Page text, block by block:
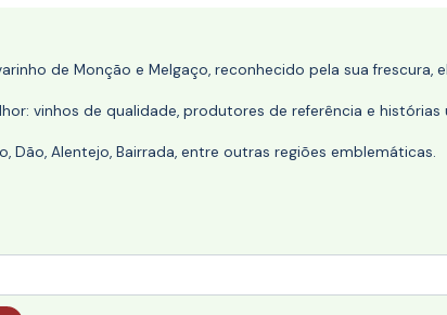
de Monção e Melgaço, reconhecido pela sua frescura,
vinhos de qualidade, produtores de referência e histórias
Alentejo, Bairrada, entre outras regiões emblemáticas.